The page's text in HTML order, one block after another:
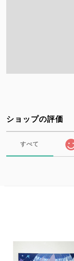
ショップの評価
すべて